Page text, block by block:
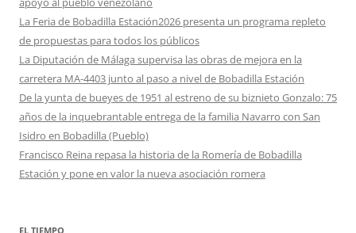
La Feria de Bobadilla Estación2026 presenta un programa repleto
de propuestas para todos los públicos
La Diputación de Málaga supervisa las obras de mejora en la
carretera MA-4403 junto al paso a nivel de Bobadilla Estación
De la yunta de bueyes de 1951 al estreno de su biznieto Gonzalo: 75
años de la inquebrantable entrega de la familia Navarro con San
Isidro en Bobadilla (Pueblo)
Francisco Reina repasa la historia de la Romería de Bobadilla
Estación y pone en valor la nueva asociación romera
EL TIEMPO